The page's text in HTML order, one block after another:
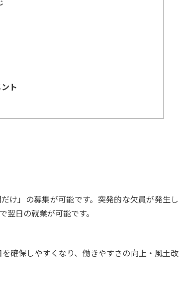
ト
け」の募集が可能です。突発的な欠員が発生し
日の就業が可能です。
確保しやすくなり、働きやすさの向上・風土改